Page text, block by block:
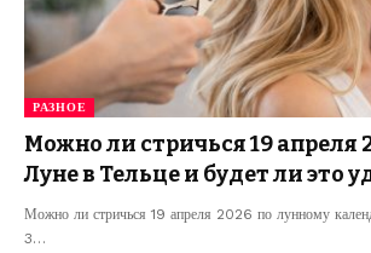
РАЗНОЕ
Можно ли стричься 19 апреля
Луне в Тельце и будет ли это
Можно ли стричься 19 апреля 2026 по лунному
3…